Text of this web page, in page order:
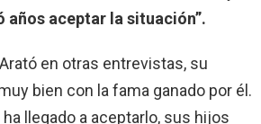
años aceptar la situación”.
en otras entrevistas, su
bien con la fama ganado por él.
llegado a aceptarlo, sus hijos